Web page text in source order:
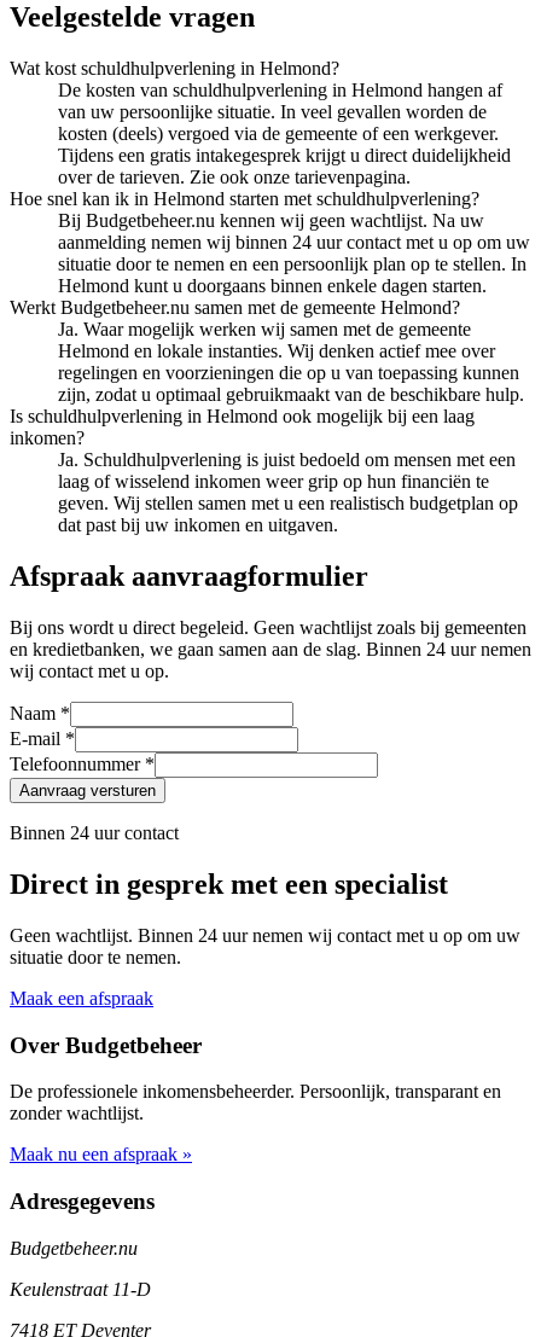
Veelgestelde vragen
Wat kost schuldhulpverlening in Helmond?
De kosten van schuldhulpverlening in Helmond hangen af
van uw persoonlijke situatie. In veel gevallen worden de
kosten (deels) vergoed via de gemeente of een werkgever.
Tijdens een gratis intakegesprek krijgt u direct duidelijkheid
over de tarieven. Zie ook onze tarievenpagina.
Hoe snel kan ik in Helmond starten met schuldhulpverlening?
Bij Budgetbeheer.nu kennen wij geen wachtlijst. Na uw
aanmelding nemen wij binnen 24 uur contact met u op om uw
situatie door te nemen en een persoonlijk plan op te stellen. In
Helmond kunt u doorgaans binnen enkele dagen starten.
Werkt Budgetbeheer.nu samen met de gemeente Helmond?
Ja. Waar mogelijk werken wij samen met de gemeente
Helmond en lokale instanties. Wij denken actief mee over
regelingen en voorzieningen die op u van toepassing kunnen
zijn, zodat u optimaal gebruikmaakt van de beschikbare hulp.
Is schuldhulpverlening in Helmond ook mogelijk bij een laag
inkomen?
Ja. Schuldhulpverlening is juist bedoeld om mensen met een
laag of wisselend inkomen weer grip op hun financiën te
geven. Wij stellen samen met u een realistisch budgetplan op
dat past bij uw inkomen en uitgaven.
Afspraak aanvraagformulier
Bij ons wordt u direct begeleid. Geen wachtlijst zoals bij gemeenten
en kredietbanken, we gaan samen aan de slag. Binnen 24 uur nemen
wij contact met u op.
Naam *
E-mail *
Telefoonnummer *
Aanvraag versturen
Binnen 24 uur contact
Direct in gesprek met een specialist
Geen wachtlijst. Binnen 24 uur nemen wij contact met u op om uw
situatie door te nemen.
Maak een afspraak
Over Budgetbeheer
De professionele inkomensbeheerder. Persoonlijk, transparant en
zonder wachtlijst.
Maak nu een afspraak »
Adresgegevens
Budgetbeheer.nu
Keulenstraat 11-D
7418 ET Deventer